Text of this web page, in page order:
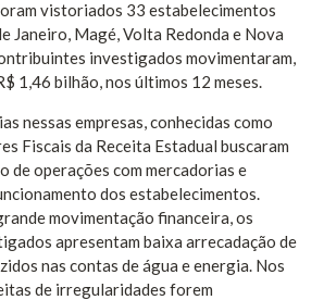
vistoriados 33 estabelecimentos
Janeiro, Magé, Volta Redonda e Nova
investigados movimentaram,
1,46 bilhão, nos últimos 12 meses.
nessas empresas, conhecidas como
Fiscais da Receita Estadual buscaram
de operações com mercadorias e
dos estabelecimentos.
movimentação financeira, os
apresentam baixa arrecadação de
nas contas de água e energia. Nos
de irregularidades forem